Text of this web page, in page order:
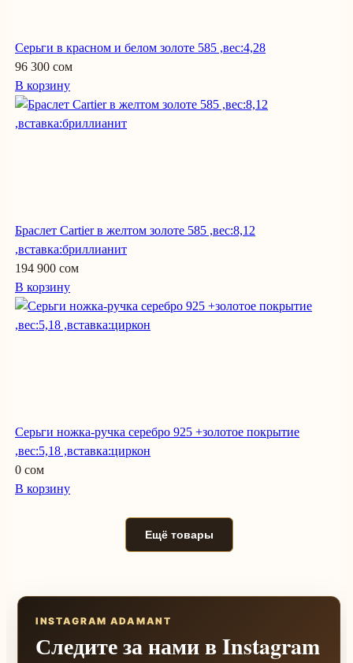
Серьги в красном и белом золоте 585 ,вес:4,28
96 300 сом
В корзину
Браслет Cartier в желтом золоте 585 ,вес:8,12
,вставка:бриллианит
194 900 сом
В корзину
Серьги ножка-ручка серебро 925 +золотое покрытие
,вес:5,18 ,вставка:циркон
0 сом
В корзину
Ещё товары
INSTAGRAM ADAMANT
Следите за нами в Instagram